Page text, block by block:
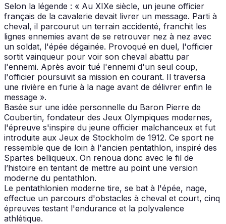
Selon la légende : « Au XIXe siècle, un jeune officier
français de la cavalerie devait livrer un message. Parti à
cheval, il parcourut un terrain accidenté, franchit les
lignes ennemies avant de se retrouver nez à nez avec
un soldat, l'épée dégainée. Provoqué en duel, l'officier
sortit vainqueur pour voir son cheval abattu par
l'ennemi. Après avoir tué l'ennemi d'un seul coup,
l'officier poursuivit sa mission en courant. Il traversa
une rivière en furie à la nage avant de délivrer enfin le
message ».
Basée sur une idée personnelle du Baron Pierre de
Coubertin, fondateur des Jeux Olympiques modernes,
l'épreuve s'inspire du jeune officier malchanceux et fut
introduite aux Jeux de Stockholm de 1912. Ce sport ne
ressemble que de loin à l'ancien pentathlon, inspiré des
Spartes belliqueux. On renoua donc avec le fil de
l’histoire en tentant de mettre au point une version
moderne du pentathlon.
Le pentathlonien moderne tire, se bat à l'épée, nage,
effectue un parcours d'obstacles à cheval et court, cinq
épreuves testant l'endurance et la polyvalence
athlétique.